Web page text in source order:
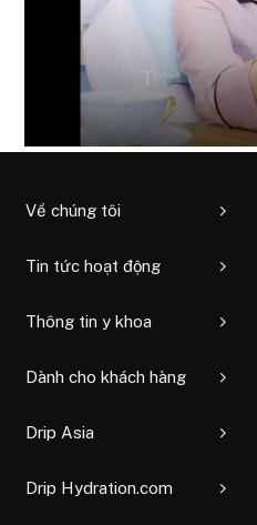
Về chúng tôi
Tin tức hoạt động
Thông tin y khoa
Dành cho khách hàng
Drip Asia
Drip Hydration.com